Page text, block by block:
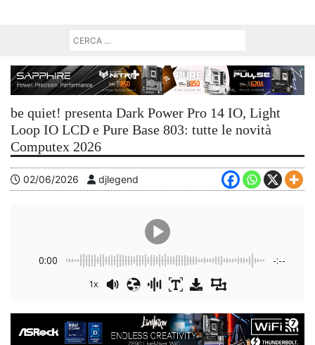
be quiet! presenta Dark Power Pro 14 IO, Light
Loop IO LCD e Pure Base 803: tutte le novità
Computex 2026
02/06/2026 djlegend
0:00 -:--
1x